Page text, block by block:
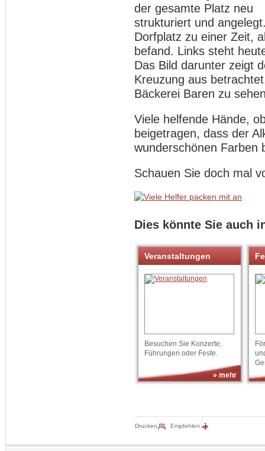
der gesamte Platz neu
strukturiert und
Dorfplatz zu einer Zeit,
befand. Links steht
Das Bild darunter zeigt
Kreuzung aus
Bäckerei Baren zu
Viele helfende Hände,
beigetragen, dass der
wunderschönen Farben
Schauen Sie doch mal
Dies könnte Sie auch
Veranstaltungen
Besuchen Sie Konzerte,
Führungen oder Feste.
» mehr
Drucken Empfehlen